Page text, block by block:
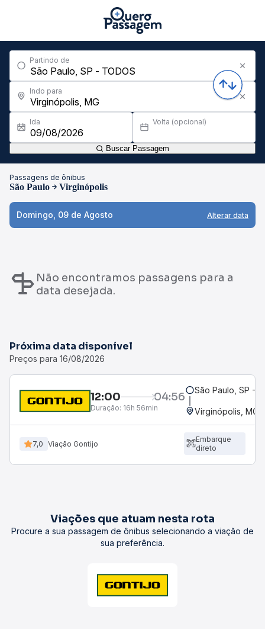
Partindo de
Indo para
Ida Volta (opcional)
Buscar Passagem
Passagens de ônibus
São Paulo Virginópolis
Domingo, 09 de Agosto Alterar data
Não encontramos passagens para a
data desejada.
Próxima data disponível
Preços para 16/08/2026
12:00 04:56
Duração: 16h 56min
São Paulo, SP -
Virginópolis, MG
7,0 Viação Gontijo
Embarque
direto
Viações que atuam nesta rota
Procure a sua passagem de ônibus selecionando a viação de
sua preferência.